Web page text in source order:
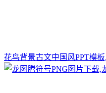
花鸟背景古文中国风PPT模